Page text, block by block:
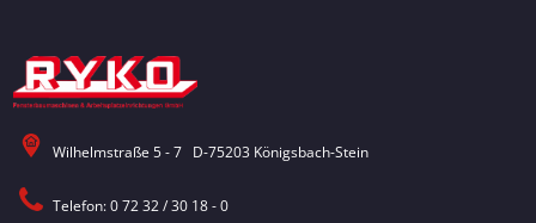
Wilhelmstraße 5 - 7 D-75203 Königsbach-Stein
Telefon: 0 72 32 / 30 18 - 0